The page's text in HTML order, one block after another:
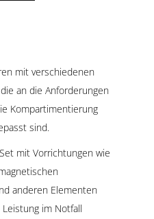
mit verschiedenen
an die Anforderungen
Kompartimentierung
sind.
mit Vorrichtungen wie
anderen Elementen
im Notfall